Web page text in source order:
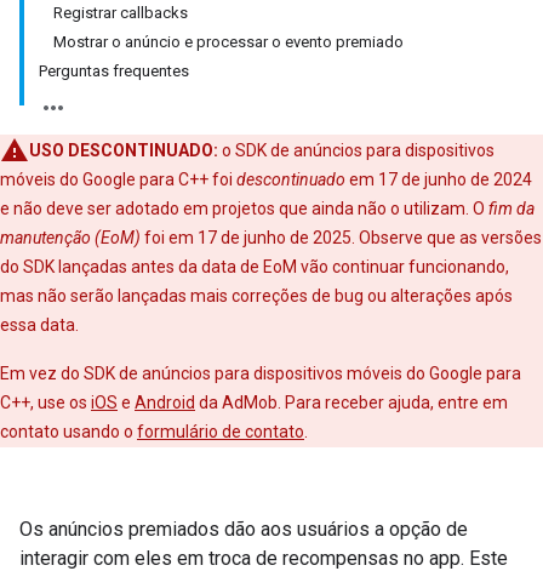
Registrar callbacks
Mostrar o anúncio e processar o evento premiado
Perguntas frequentes
USO DESCONTINUADO: o SDK de anúncios para dispositivos
móveis do Google para C++ foi descontinuado em 17 de junho de 2024
e não deve ser adotado em projetos que ainda não o utilizam. O fim da
manutenção (EoM) foi em 17 de junho de 2025. Observe que as versões
do SDK lançadas antes da data de EoM vão continuar funcionando,
mas não serão lançadas mais correções de bug ou alterações após
essa data.
Em vez do SDK de anúncios para dispositivos móveis do Google para
C++, use os iOS e Android da AdMob. Para receber ajuda, entre em
contato usando o formulário de contato
Os anúncios premiados dão aos usuários a opção de
interagir com eles em troca de recompensas no app. Este